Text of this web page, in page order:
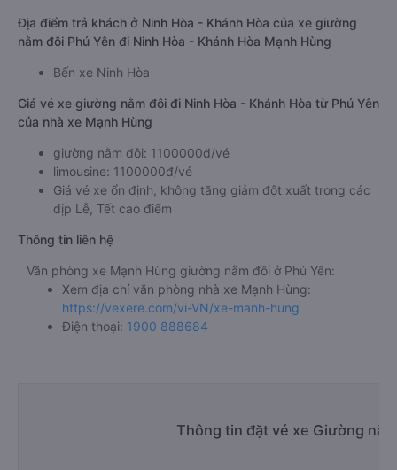
Địa điểm trả khách ở Ninh Hòa - Khánh Hòa của xe giường
nằm đôi Phú Yên đi Ninh Hòa - Khánh Hòa Mạnh Hùng
Bến xe Ninh Hòa
Giá vé xe giường nằm đôi đi Ninh Hòa - Khánh Hòa từ Phú Yên
của nhà xe Mạnh Hùng
giường nằm đôi: 1100000đ/vé
limousine: 1100000đ/vé
Giá vé xe ổn định, không tăng giảm đột xuất trong các
dịp Lễ, Tết cao điểm
Thông tin liên hệ
Văn phòng xe Mạnh Hùng giường nằm đôi ở Phú Yên:
Xem địa chỉ văn phòng nhà xe Mạnh Hùng:
https://vexere.com/vi-VN/xe-manh-hung
Điện thoại: 1900 888684
Thông tin đặt vé xe Giường